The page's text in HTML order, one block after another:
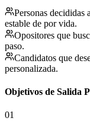
Personas decididas
estable de por vida.
Opositores que
paso.
Candidatos que
personalizada.
Objetivos de Salida
01